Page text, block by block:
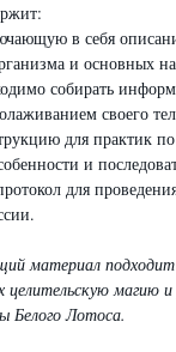
в себя
и основных
собирать
своего
для практик
и
для
материал подходит
магию
Белого Лотоса.